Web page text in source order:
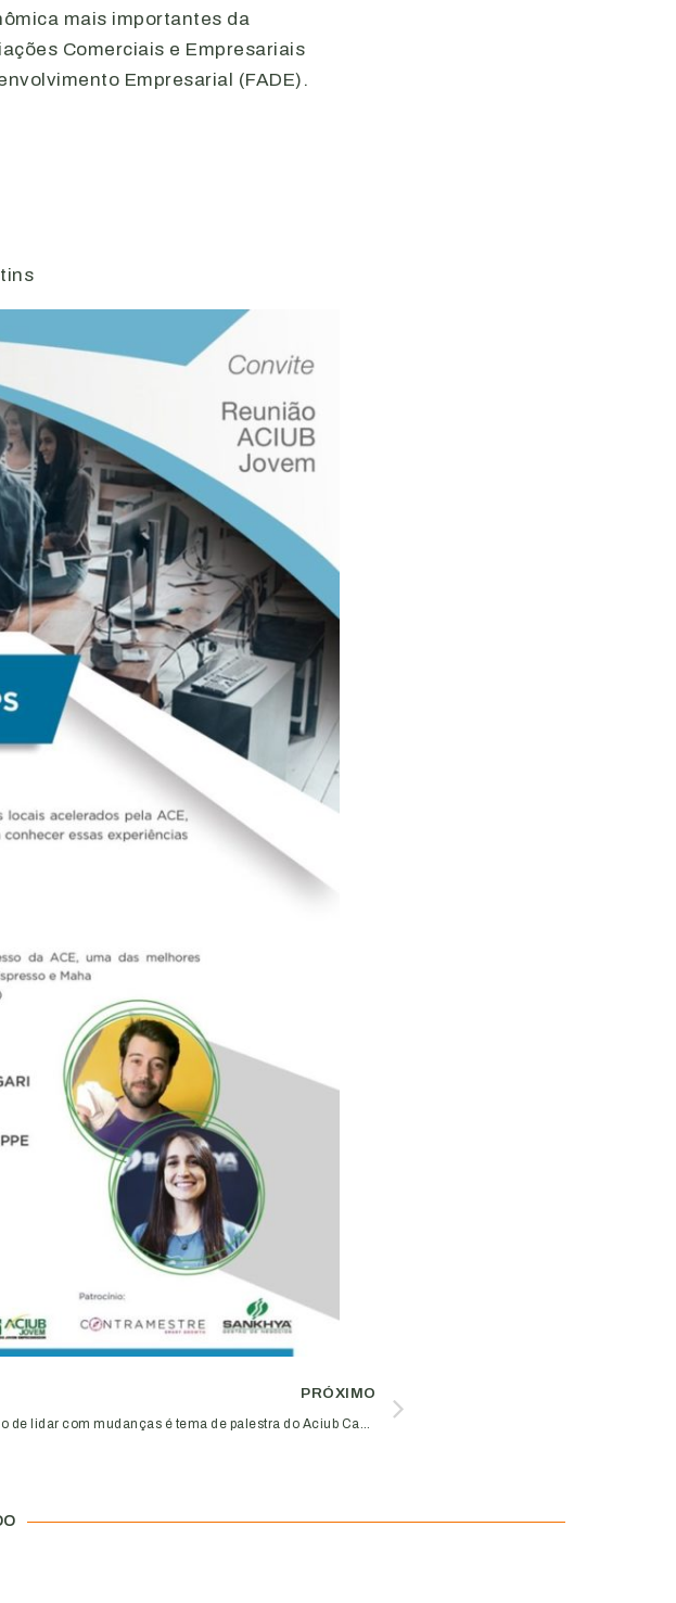
mais importantes da
Comerciais e Empresariais
Empresarial (FADE).
PRÓXIMO